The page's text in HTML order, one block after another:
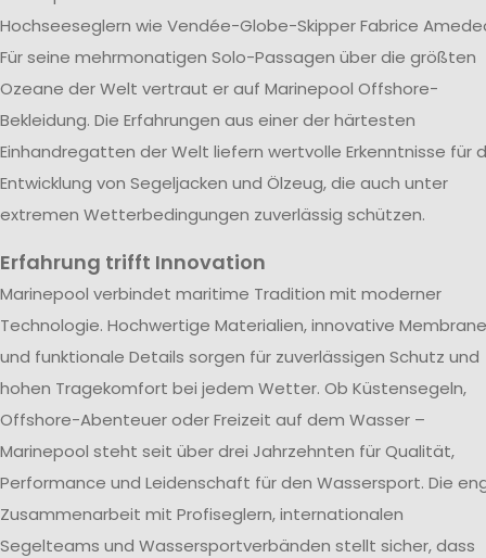
Hochseeseglern wie Vendée-Globe-Skipper Fabrice
Für seine mehrmonatigen Solo-Passagen über die größten
Ozeane der Welt vertraut er auf Marinepool Offshore-
Bekleidung. Die Erfahrungen aus einer der härtesten
Einhandregatten der Welt liefern wertvolle Erkenntnisse für
Entwicklung von Segeljacken und Ölzeug, die auch unter
extremen Wetterbedingungen zuverlässig schützen.
Erfahrung trifft Innovation
Marinepool verbindet maritime Tradition mit moderner
Technologie. Hochwertige Materialien, innovative
und funktionale Details sorgen für zuverlässigen Schutz und
hohen Tragekomfort bei jedem Wetter. Ob Küstensegeln,
Offshore-Abenteuer oder Freizeit auf dem Wasser –
Marinepool steht seit über drei Jahrzehnten für Qualität,
Performance und Leidenschaft für den Wassersport. Die
Zusammenarbeit mit Profiseglern, internationalen
Segelteams und Wassersportverbänden stellt sicher, dass